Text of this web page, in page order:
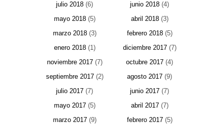
julio 2018 (6) junio 2018 (4)
mayo 2018(5) abril 2018(3)
marzo 2018(3) febrero 2018(5)
enero 2018(1) diciembre 2017(7)
noviembre 2017(7) octubre 2017 (4)
septiembre 2017(2) agosto 2017 (9)
julio 2017 (7) junio 2017 (7)
mayo 2017(5) abril 2017(7)
marzo 2017(9) febrero 2017(5)